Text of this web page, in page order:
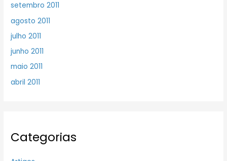
setembro 2011
agosto 2011
julho 2011
junho 2011
maio 2011
abril 2011
Categorias